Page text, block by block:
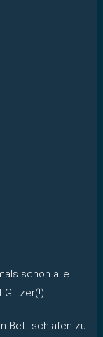
schon alle
Bett schlafen zu